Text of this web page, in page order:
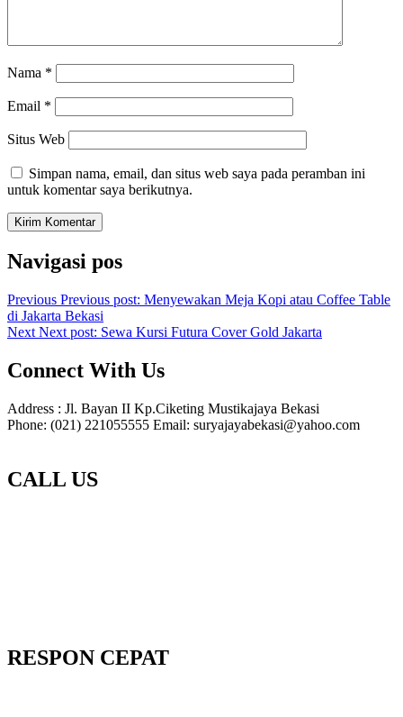
Nama *
Email *
Situs Web
Simpan nama, email, dan situs web saya pada peramban ini
untuk komentar saya berikutnya.
Navigasi pos
Previous Previous post: Menyewakan Meja Kopi atau Coffee Table
di Jakarta Bekasi
Next Next post: Sewa Kursi Futura Cover Gold Jakarta
Connect With Us
Address : Jl. Bayan II Kp.Ciketing Mustikajaya Bekasi
Phone: (021) 221055555 Email: suryajayabekasi@yahoo.com
CALL US
RESPON CEPAT